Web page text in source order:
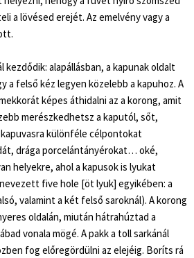
a lövésed erejét. Az emelvény vagy a
kezdődik: alapállásban, a kapunak oldalt
a felső kéz legyen közelebb a kapuhoz. A
képes áthidalni az a korong, amit
merészkedhetsz a kaputól, sőt,
különféle célpontokat
drága porcelántányérokat… oké,
helyekre, ahol a kapusok is lyukat
five hole [öt lyuk] egyikében: a
valamint a két felső saroknál). A korong
oldalán, miután hátrahúztad a
vonala mögé. A pakk a toll sarkánál
fog előregördülni az elejéig. Boríts rá